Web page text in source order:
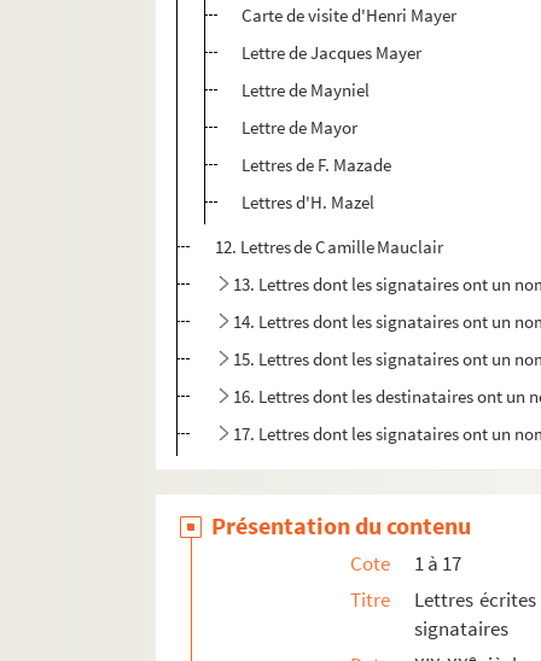
Carte de visite d'Henri Mayer
Lettre de Jacques Mayer
Lettre de Mayniel
Lettre de Mayor
Lettres de F. Mazade
Lettres d'H. Mazel
12. Lettres de Camille Mauclair
13. Lettres dont les signataires ont un
14. Lettres dont les signataires ont un
15. Lettres dont les signataires ont un
16. Lettres dont les destinataires ont un
17. Lettres dont les signataires ont un
19. Lettres de lecteurs d'articles et projets de
20. Dédicaces, hommages, in-quarto,
21. Dédicaces, hommages, in-quarto,
Présentation du contenu
Cote
1 à 17
Titre
Lettres
signataires